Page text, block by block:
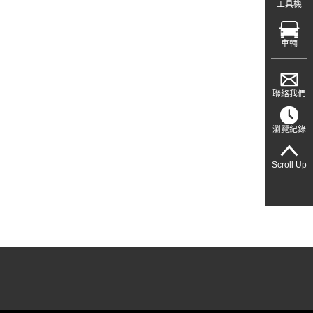
工具機
車輛
聯絡我們
瀏覽紀錄
Scroll Up